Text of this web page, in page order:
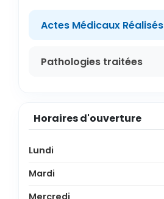
Actes Médicaux Réalisés
Pathologies traitées
Horaires d'ouverture
Lundi
Mardi
Mercredi